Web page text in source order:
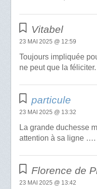
Vitabel
23 MAI 2025 @ 12:59
Toujours impliquée
ne peut que la féliciter.
particule
23 MAI 2025 @ 13:32
La grande duchesse
attention à sa ligne ….
Florence de
23 MAI 2025 @ 13:42